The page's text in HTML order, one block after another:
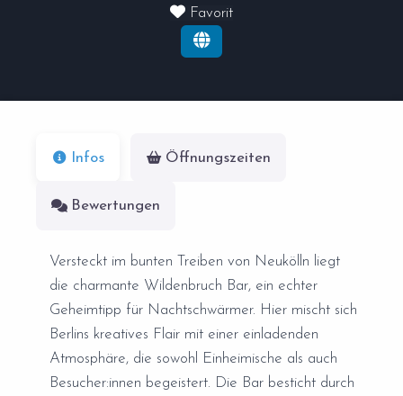
Favorit
Infos Öffnungszeiten
Bewertungen
Versteckt im bunten Treiben von Neukölln liegt
die charmante Wildenbruch Bar, ein echter
Geheimtipp für Nachtschwärmer. Hier mischt sich
Berlins kreatives Flair mit einer einladenden
Atmosphäre, die sowohl Einheimische als auch
Besucher:innen begeistert. Die Bar besticht durch